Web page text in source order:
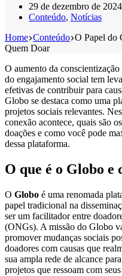
29 de dezembro de 2024
Conteúdo, Notícias
Home Conteúdo O Papel do
Quem Doar
O aumento da
do engajamento social tem
efetivas de contribuir para
Globo se destaca como uma
projetos sociais relevantes.
conexão acontece, quais são
doações e como você pode
dessa plataforma.
O que é o Globo e
O Globo é uma renomada
papel tradicional na
ser um facilitador entre
(ONGs). A missão do Globo
promover mudanças sociais
doadores com causas que
sua ampla rede de alcance
projetos que ressoam com